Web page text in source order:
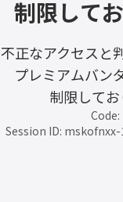
制限して
不正なアクセスと
プレミアムバン
制限してお
Code:
Session ID: